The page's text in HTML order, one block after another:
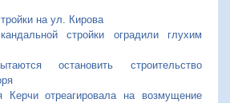
на ул. Кирова
стройки оградили глухим
остановить строительство
Керчи отреагировала на возмущение